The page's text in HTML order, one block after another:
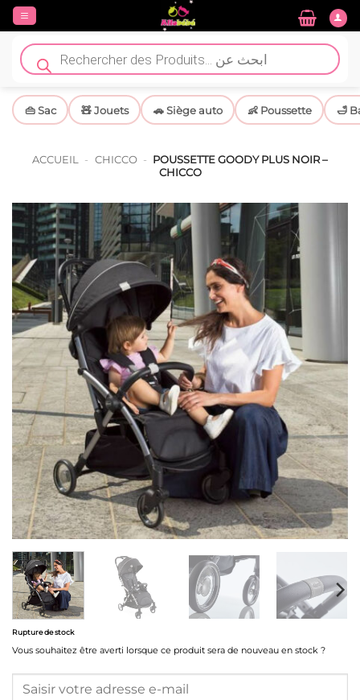
Passer
contenu
Recherche
de
produits
👜 Sac 🧸 Jouets 🚗 Siège auto 👶 Poussette 🛁
ACCUEIL - CHICCO - POUSSETTE GOODY PLUS NOIR –
CHICCO
Rupture de stock
Vous souhaitez être averti lorsque ce produit sera de nouveau en stock ?